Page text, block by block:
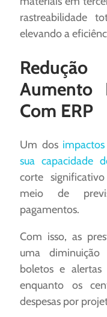
rastreabilidade
elevando a
Aumento
Com ERP
Um dosimpactos
sua capacidade
corte
meio de
pagamentos.
Com isso, as
uma
boletos e alertas
enquanto os
despesas por